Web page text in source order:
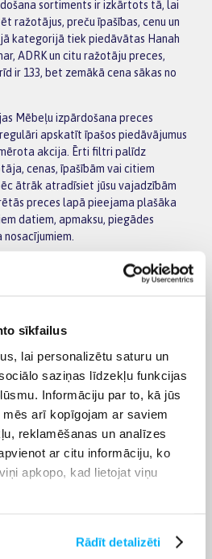
sīkfailus
lai personalizētu saturu un
saziņas līdzekļu funkcijas
Informāciju par to, kā jūs
arī kopīgojam ar saviem
reklamēšanas un analīzes
ar citu informāciju, ko
apkopo, kad lietojat viņu
Rādīt detalizēti
sortiments ir izkārtots tā, lai
ražotājus, preču īpašības, cenu un
kategorijā tiek piedāvātas Hanah
ADRK un citu ražotāju preces,
ir 133, bet zemākā cena sākas no
Mēbeļu izpārdošana preces
apskatīt īpašos piedāvājumus
akcija. Ērti filtri palīdz
cenas, īpašībām vai citiem
ātrāk atradīsiet jūsu vajadzībām
preces lapā pieejama plašāka
datiem, apmaksu, piegādes
par pirkumu norēķināties 6
ir ērti, ja vēlaties iegādāties preci,
uz pakomātu ir bez maksas.
no 3,99 €.
termiņš vienmēr tiek norādīts
preci no kategorijas Mēbeļu
sev ērtā veidā, bet BIGBOX.LV
tiktu piegādāts norādītajā termiņā.